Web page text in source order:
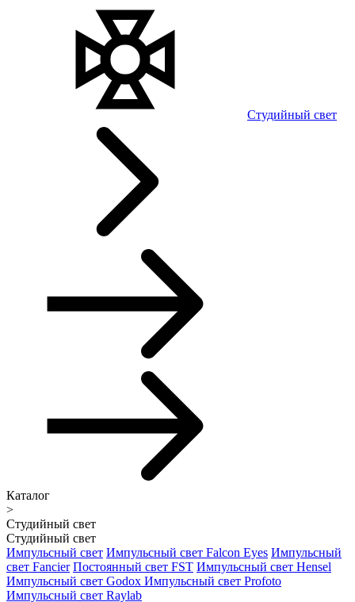
Студийный свет
Каталог
>
Студийный свет
Студийный свет
Импульсный свет Импульсный свет Falcon Eyes Импульсный
свет Fancier Постоянный свет FST Импульсный свет Hensel
Импульсный свет Godox Импульсный свет Profoto
Импульсный свет Raylab